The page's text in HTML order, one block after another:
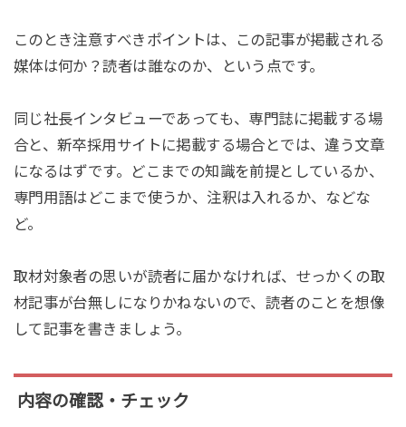
このとき注意すべきポイントは、この記事が掲載される
媒体は何か？読者は誰なのか、という点です。
同じ社長インタビューであっても、専門誌に掲載する場
合と、新卒採用サイトに掲載する場合とでは、違う文章
になるはずです。どこまでの知識を前提としているか、
専門用語はどこまで使うか、注釈は入れるか、などな
ど。
取材対象者の思いが読者に届かなければ、せっかくの取
材記事が台無しになりかねないので、読者のことを想像
して記事を書きましょう。
内容の確認・チェック